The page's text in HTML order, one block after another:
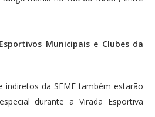
Municipais e Clubes da
indiretos da SEME também estarão
durante a Virada Esportiva